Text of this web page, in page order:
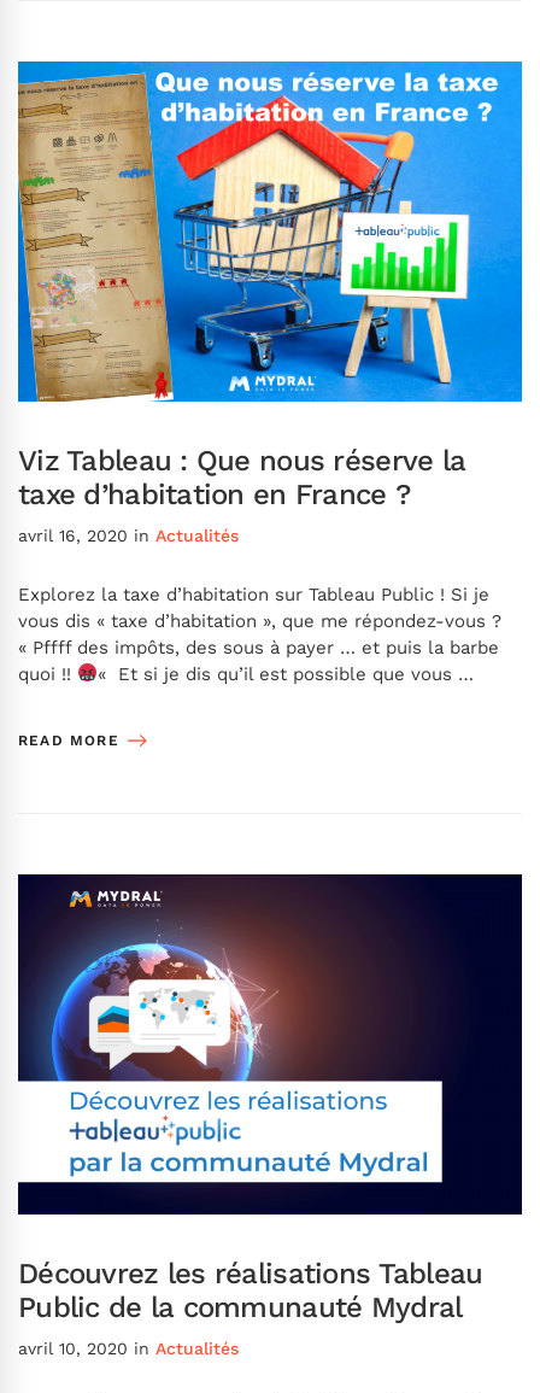
Viz Tableau : Que nous réserve la
taxe d’habitation en France ?
avril 16, 2020 in Actualités
Explorez la taxe d’habitation sur Tableau Public ! Si je
vous dis « taxe d’habitation », que me répondez-vous ?
« Pffff des impôts, des sous à payer … et puis la barbe
quoi !!
« Et si je dis qu’il est possible que vous …
READ MORE
Découvrez les réalisations Tableau
Public de la communauté Mydral
avril 10, 2020 in Actualités